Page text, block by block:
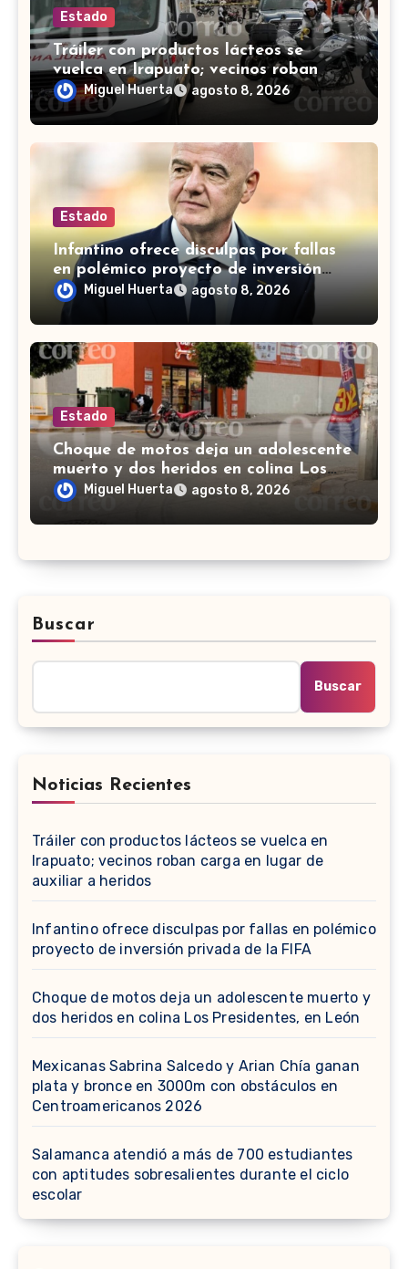
Estado
Tráiler con productos lácteos se
vuelca en Irapuato; vecinos roban
carga en lugar de auxiliar a heridos
Miguel Huerta agosto 8, 2026
Estado
Infantino ofrece disculpas por fallas
en polémico proyecto de inversión
privada de la FIFA
Miguel Huerta agosto 8, 2026
Estado
Choque de motos deja un adolescente
muerto y dos heridos en colina Los
Presidentes, en León
Miguel Huerta agosto 8, 2026
Buscar
Buscar
Noticias Recientes
Tráiler con productos lácteos se vuelca en
Irapuato; vecinos roban carga en lugar de
auxiliar a heridos
Infantino ofrece disculpas por fallas en polémico
proyecto de inversión privada de la FIFA
Choque de motos deja un adolescente muerto y
dos heridos en colina Los Presidentes, en León
Mexicanas Sabrina Salcedo y Arian Chía ganan
plata y bronce en 3000m con obstáculos en
Centroamericanos 2026
Salamanca atendió a más de 700 estudiantes
con aptitudes sobresalientes durante el ciclo
escolar